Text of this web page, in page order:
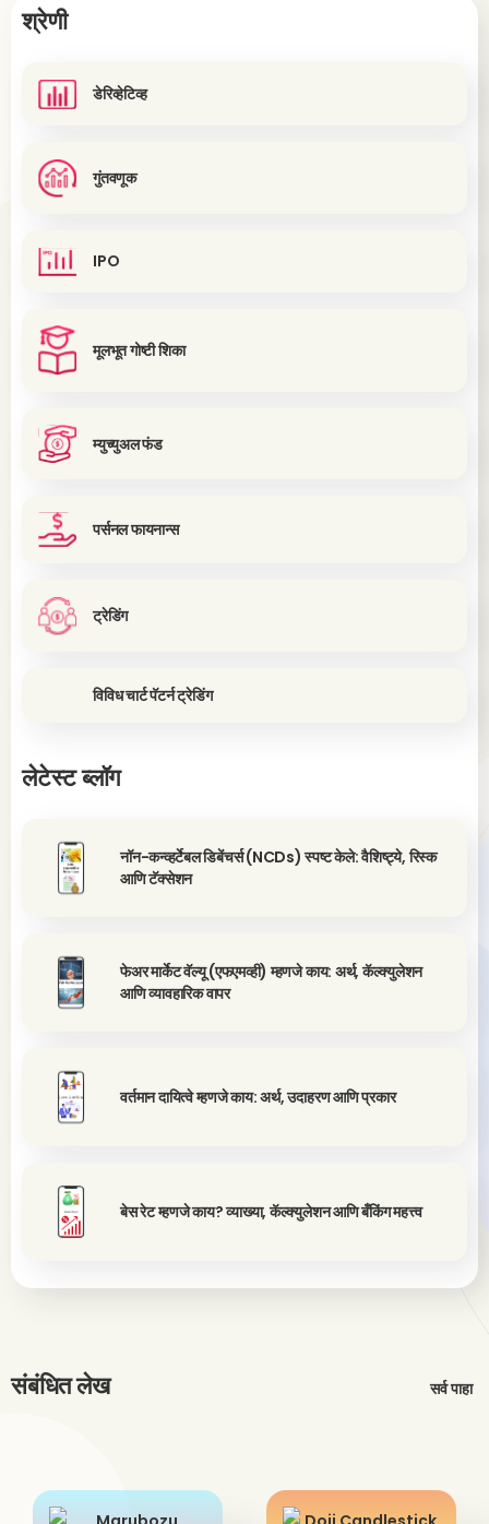
श्रेणी
डेरिव्हेटिव्ह
गुंतवणूक
IPO
मूलभूत गोष्टी शिका
म्युच्युअल फंड
पर्सनल फायनान्स
ट्रेडिंग
विविध चार्ट पॅटर्न ट्रेडिंग
लेटेस्ट ब्लॉग
नॉन-कन्व्हर्टेबल डिबेंचर्स (NCDs) स्पष्ट केले: वैशिष्ट्ये, रिस्क
आणि टॅक्सेशन
फेअर मार्केट वॅल्यू (एफएमव्ही) म्हणजे काय: अर्थ, कॅल्क्युलेशन
आणि व्यावहारिक वापर
वर्तमान दायित्वे म्हणजे काय: अर्थ, उदाहरण आणि प्रकार
बेस रेट म्हणजे काय? व्याख्या, कॅल्क्युलेशन आणि बँकिंग महत्त्व
संबंधित लेख सर्व पाहा